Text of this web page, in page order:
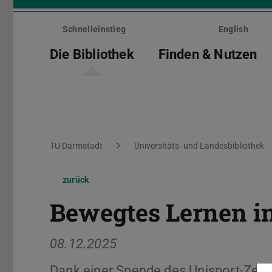
Menü
überspringenSchnelleinstieg English
Die Bibliothek Finden & Nutzen
Sie befinden sich hier:
TU Darmstadt Universitäts- und Landesbibliothek
zurück
Bewegtes Lernen
08.12.2025